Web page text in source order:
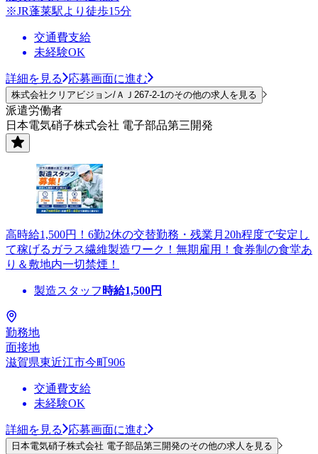
※JR蓬莱駅より徒歩15分
交通費支給
未経験OK
詳細を見る 応募画面に進む
株式会社クリアビジョン/ＡＪ267-2-1のその他の求人を見る
派遣労働者
日本電気硝子株式会社 電子部品第三開発
高時給1,500円！6勤2休の交替勤務・残業月20h程度で安定し
て稼げるガラス繊維製造ワーク！無期雇用！食券制の食堂あ
り＆敷地内一切禁煙！
製造スタッフ 時給1,500円
勤務地
面接地
滋賀県東近江市今町906
交通費支給
未経験OK
詳細を見る 応募画面に進む
日本電気硝子株式会社 電子部品第三開発のその他の求人を見る